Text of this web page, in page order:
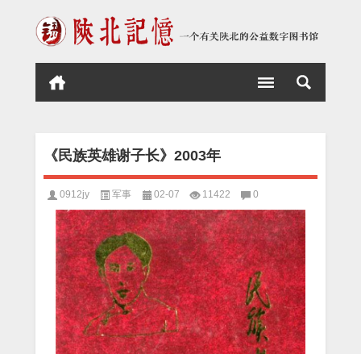
《民族英雄谢子长》2003年
0912jy 军事 02-07 11422 0